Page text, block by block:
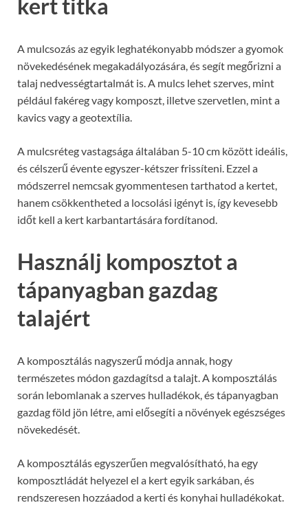
kert titka
A mulcsozás az egyik leghatékonyabb módszer a gyomok
növekedésének megakadályozására, és segít megőrizni a
talaj nedvességtartalmát is. A mulcs lehet szerves, mint
például fakéreg vagy komposzt, illetve szervetlen, mint a
kavics vagy a geotextília.
A mulcsréteg vastagsága általában 5-10 cm között ideális,
és célszerű évente egyszer-kétszer frissíteni. Ezzel a
módszerrel nemcsak gyommentesen tarthatod a kertet,
hanem csökkentheted a locsolási igényt is, így kevesebb
időt kell a kert karbantartására fordítanod.
Használj komposztot a
tápanyagban gazdag
talajért
A komposztálás nagyszerű módja annak, hogy
természetes módon gazdagítsd a talajt. A komposztálás
során lebomlanak a szerves hulladékok, és tápanyagban
gazdag föld jön létre, ami elősegíti a növények egészséges
növekedését.
A komposztálás egyszerűen megvalósítható, ha egy
komposztládát helyezel el a kert egyik sarkában, és
rendszeresen hozzáadod a kerti és konyhai hulladékokat.